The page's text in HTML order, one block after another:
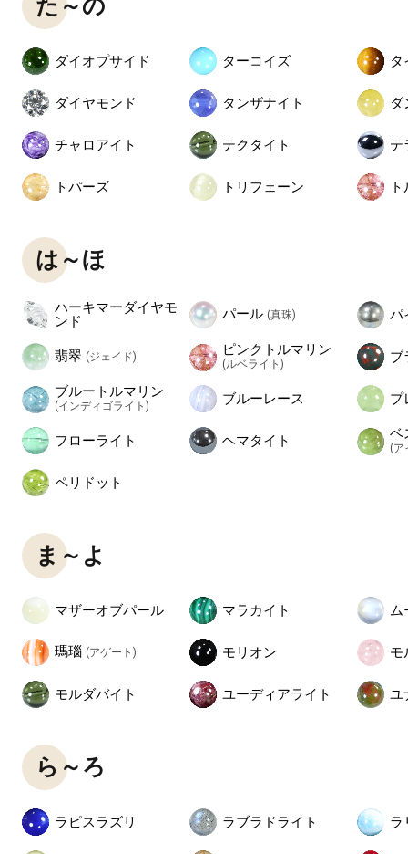
た～の
ダイオプサイド ターコイズ タ
ダイヤモンド タンザナイト ダ
チャロアイト テクタイト テ
トパーズ トリフェーン
は～ほ
ハーキマーダイヤモ
ンド
パール (真珠) パ
翡翠 (ジェイド) ピンクトルマリン
(ルベライト) ブ
ブルートルマリン
(インディゴライト) ブルーレース プ
フローライト ヘマタイト ベ
(ア
ペリドット
ま～よ
マザーオブパール マラカイト ム
瑪瑙 (アゲート) モリオン モ
モルダバイト ユーディアライト ユ
ら～ろ
ラピスラズリ ラブラドライト ラ